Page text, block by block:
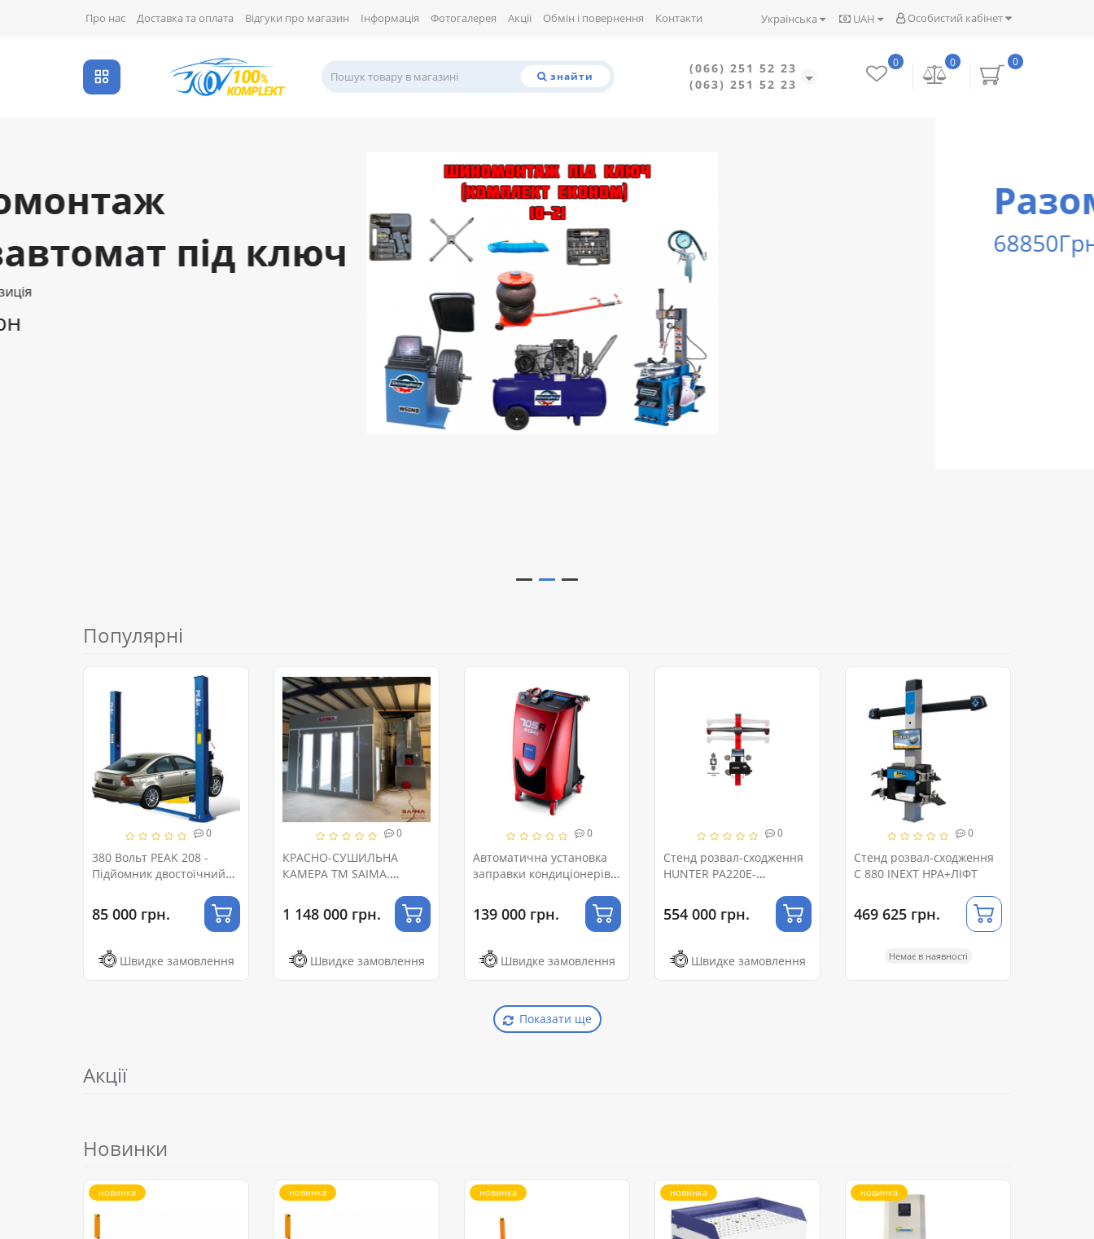
Особистий кабінет
UAH
Українська
Про нас Доставка та оплата Відгуки про магазин Інформація Фотогалерея Акції Обмін і повернення Контакти
знайти
(066) 251 52 23
(063) 251 52 23
0
0
0
Разом дешевше
68850Грн
Популярні
0
380 Вольт PEAK 208 -
Підйомник двостоїчний
(ТРЬОХСЕКЦІЙНІ ЛАПИ)
85 000 грн.
Швидке замовлення
0
КРАСНО-СУШИЛЬНА
КАМЕРА ТМ SAIMA.
1 148 000 грн.
Швидке замовлення
0
Автоматична установка
заправки кондиціонерів
139 000 грн.
Швидке замовлення
0
Стенд розвал-сходження
HUNTER PA220E-
554 000 грн.
Швидке замовлення
0
Стенд розвал-сходження
C 880 INEXT HPA+ЛІФТ
469 625 грн.
Немає в наявності
Показати ще
Акції
Новинки
новинка новинка новинка новинка новинка